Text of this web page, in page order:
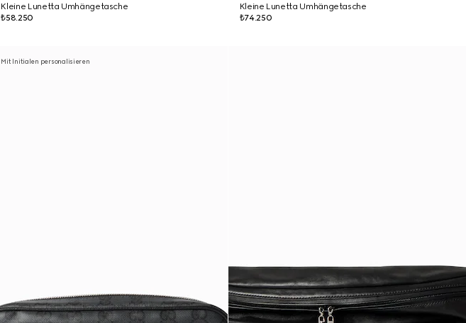
Kleine Lunetta Umhängetasche
₺58.250
Kleine Lunetta Umhängetasche
₺74.250
Mit Initialen personalisieren